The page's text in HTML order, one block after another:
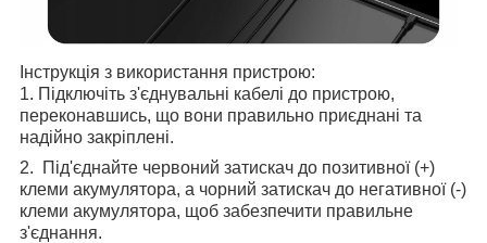
Інструкція з використання пристрою:
1. Підключіть з'єднувальні кабелі до пристрою,
переконавшись, що вони правильно приєднані та
надійно закріплені.
2. Під'єднайте червоний затискач до позитивної (+)
клеми акумулятора, а чорний затискач до негативної (-)
клеми акумулятора, щоб забезпечити правильне
з'єднання.